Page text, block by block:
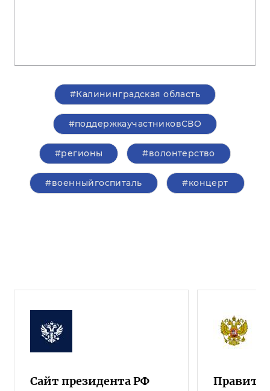
#Калининградская область
#поддержкаучастниковСВО
#регионы #волонтерство
#военныйгоспиталь #концерт
Сайт президента РФ